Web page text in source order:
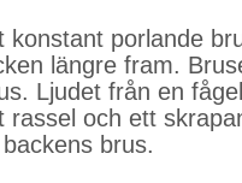
konstant porlande
längre fram.
Ljudet från en
rassel och ett
brus.